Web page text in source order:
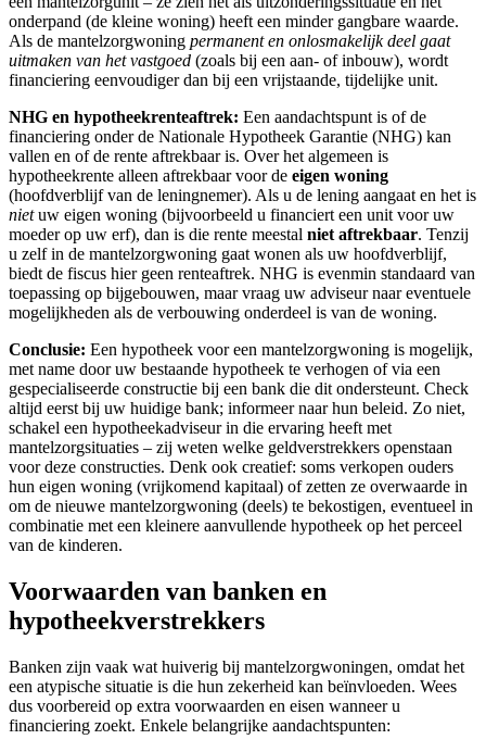
onderpand (de kleine woning) heeft een minder gangbare waarde.
Als de mantelzorgwoning permanent en onlosmakelijk deel gaat
uitmaken van het vastgoed (zoals bij een aan- of inbouw), wordt
financiering eenvoudiger dan bij een vrijstaande, tijdelijke unit.
NHG en hypotheekrenteaftrek: Een aandachtspunt is of de
financiering onder de Nationale Hypotheek Garantie (NHG) kan
vallen en of de rente aftrekbaar is. Over het algemeen is
hypotheekrente alleen aftrekbaar voor de eigen woning
(hoofdverblijf van de leningnemer). Als u de lening aangaat en het is
nietuw eigen woning (bijvoorbeeld u financiert een unit voor uw
moeder op uw erf), dan is die rente meestal niet aftrekbaar. Tenzij
u zelf in de mantelzorgwoning gaat wonen als uw hoofdverblijf,
biedt de fiscus hier geen renteaftrek. NHG is evenmin standaard van
toepassing op bijgebouwen, maar vraag uw adviseur naar eventuele
mogelijkheden als de verbouwing onderdeel is van de woning.
Conclusie: Een hypotheek voor een mantelzorgwoning is mogelijk,
met name door uw bestaande hypotheek te verhogen of via een
gespecialiseerde constructie bij een bank die dit ondersteunt. Check
altijd eerst bij uw huidige bank; informeer naar hun beleid. Zo niet,
schakel een hypotheekadviseur in die ervaring heeft met
mantelzorgsituaties – zij weten welke geldverstrekkers openstaan
voor deze constructies. Denk ook creatief: soms verkopen ouders
hun eigen woning (vrijkomend kapitaal) of zetten ze overwaarde in
om de nieuwe mantelzorgwoning (deels) te bekostigen, eventueel in
combinatie met een kleinere aanvullende hypotheek op het perceel
van de kinderen.
Voorwaarden van banken en
hypotheekverstrekkers
Banken zijn vaak wat huiverig bij mantelzorgwoningen, omdat het
een atypische situatie is die hun zekerheid kan beïnvloeden. Wees
dus voorbereid op extra voorwaarden en eisen wanneer u
financiering zoekt. Enkele belangrijke aandachtspunten: